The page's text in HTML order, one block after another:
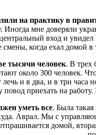
на практику в
Иногда мне доверяли
вход и
когда ехал домой в
тысячи человек. В трех
около 300 человек.
лечь и в два, и в три
повод приехать на
уметь все. Была такая
Аврал. Мы с
домой,